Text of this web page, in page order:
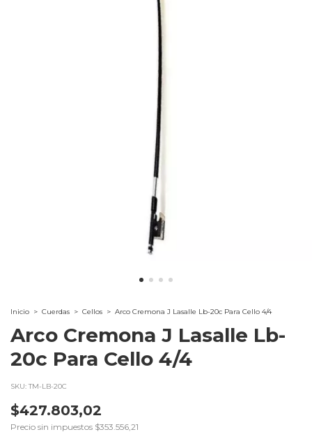
Inicio > Cuerdas > Cellos > Arco Cremona J Lasalle Lb-20c Para Cello 4/4
Arco Cremona J Lasalle Lb-
20c Para Cello 4/4
SKU:TM-LB-20C
$427.803,02
Precio sin impuestos $353.556,21